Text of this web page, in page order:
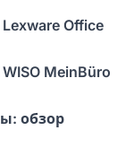
Office
MeinBüro
обзор